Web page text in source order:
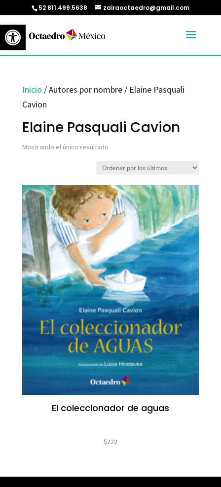
Abrir barra de herramientas
52 811.499.5638 zairaoctaedro@gmail.com
Inicio / Autores por nombre / Elaine Pasquali
Cavion
Elaine Pasquali Cavion
Mostrando el único resultado
El coleccionador de aguas
$222